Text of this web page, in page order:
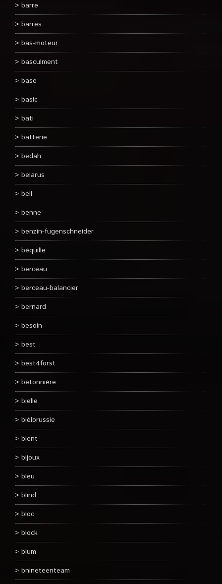
barre
barres
bas-moteur
basculment
base
basic
bati
batterie
bedah
belarus
bell
benne
benzin-fugenschneider
béquille
berceau
berceau-balancier
bernard
besoin
best
best4forst
bétonnière
bielle
biélorussie
bient
bijoux
bleu
blind
bloc
block
blum
bnineteenteam